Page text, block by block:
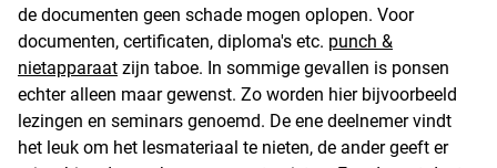
de documenten geen schade mogen oplopen. Voor
documenten, certificaten, diploma's etc. punch &
nietapparaat zijn taboe. In sommige gevallen is ponsen
echter alleen maar gewenst. Zo worden hier bijvoorbeeld
lezingen en seminars genoemd. De ene deelnemer vindt
het leuk om het lesmateriaal te nieten, de ander geeft er